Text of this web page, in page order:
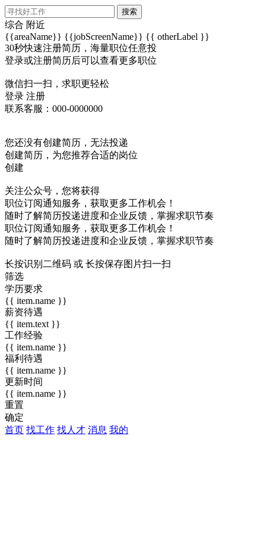
搜索
综合 附近
{{areaName}} {{jobScreenName}} {{ otherLabel }}
30秒快速注册简历，海量职位任意投
登录或注册简历后可以查看更多职位
微信扫一扫，求职更轻松
登录 注册
联系客服：000-0000000
您还没有创建简历，无法投递
创建简历，为您推荐合适的岗位
创建
关注公众号，您将获得
职位订阅通知服务，获取更多工作机会！
随时了解简历投递进度和企业反馈，掌握求职节奏
职位订阅通知服务，获取更多工作机会！
随时了解简历投递进度和企业反馈，掌握求职节奏
长按识别二维码 或 长按保存图片扫一扫
筛选
学历要求
{{ item.name }}
薪资待遇
{{ item.text }}
工作经验
{{ item.name }}
福利待遇
{{ item.name }}
更新时间
{{ item.name }}
重置
确定
首页 找工作 找人才 消息 我的